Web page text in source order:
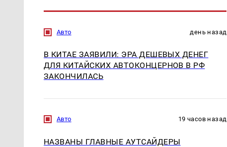
Авто день назад
В КИТАЕ ЗАЯВИЛИ: ЭРА ДЕШЕВЫХ ДЕНЕГ
ДЛЯ КИТАЙСКИХ АВТОКОНЦЕРНОВ В РФ
ЗАКОНЧИЛАСЬ
Авто 19 часов назад
НАЗВАНЫ ГЛАВНЫЕ АУТСАЙДЕРЫ